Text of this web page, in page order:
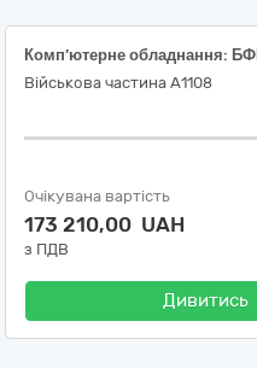
Військова частина А1108
Очікувана вартість
173 210,00 UAH
з ПДВ
Дивитись